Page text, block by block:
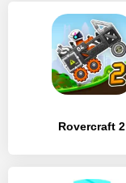
Rovercraft 2